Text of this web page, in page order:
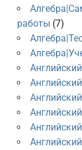
работы (7)